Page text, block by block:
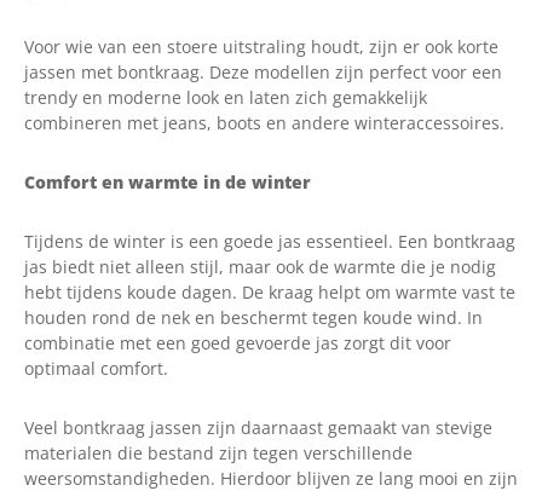
Voor wie van een stoere uitstraling houdt, zijn er ook korte
jassen met bontkraag. Deze modellen zijn perfect voor een
trendy en moderne look en laten zich gemakkelijk
combineren met jeans, boots en andere winteraccessoires.
Comfort en warmte in de winter
Tijdens de winter is een goede jas essentieel. Een bontkraag
jas biedt niet alleen stijl, maar ook de warmte die je nodig
hebt tijdens koude dagen. De kraag helpt om warmte vast te
houden rond de nek en beschermt tegen koude wind. In
combinatie met een goed gevoerde jas zorgt dit voor
optimaal comfort.
Veel bontkraag jassen zijn daarnaast gemaakt van stevige
materialen die bestand zijn tegen verschillende
weersomstandigheden. Hierdoor blijven ze lang mooi en zijn